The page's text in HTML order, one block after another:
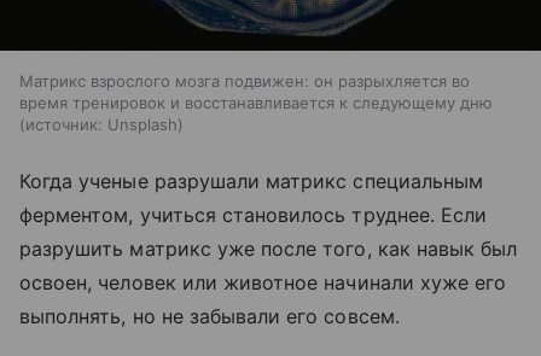
Матрикс взрослого мозга подвижен: он разрыхляется во
время тренировок и восстанавливается к следующему дню
источник: Unsplash
Когда ученые разрушали матрикс специальным
ферментом, учиться становилось труднее. Если
разрушить матрикс уже после того, как навык был
освоен, человек или животное начинали хуже его
выполнять, но не забывали его совсем.